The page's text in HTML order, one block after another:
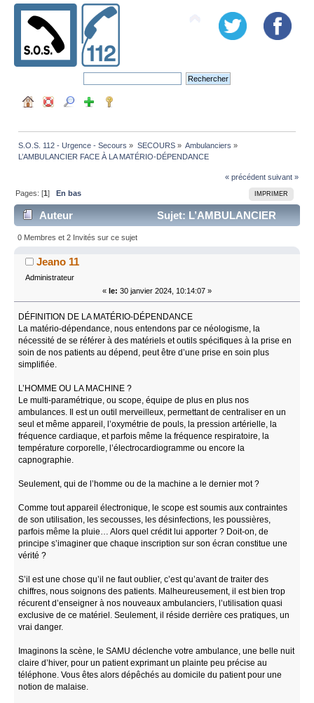
S.O.S. 112 - Urgence - Secours » SECOURS» Ambulanciers »
L’AMBULANCIER FACE À LA MATÉRIO-DÉPENDANCE
« précédent suivant »
IMPRIMER
Pages: [1]En bas
Auteur
Sujet: L’AMBULANCIER
FACE À LA MATÉRIO-DÉPENDANCE (Lu 68528 fois)
0 Membres et 2 Invités sur ce sujet
Jeano 11
Administrateur
« le: 30 janvier 2024, 10:14:07 »
DÉFINITION DE LA MATÉRIO-DÉPENDANCE
La matério-dépendance, nous entendons par ce néologisme, la
nécessité de se référer à des matériels et outils spécifiques à la prise en
soin de nos patients au dépend, peut être d’une prise en soin plus
simplifiée.
L’HOMME OU LA MACHINE ?
Le multi-paramétrique, ou scope, équipe de plus en plus nos
ambulances. Il est un outil merveilleux, permettant de centraliser en un
seul et même appareil, l’oxymétrie de pouls, la pression artérielle, la
fréquence cardiaque, et parfois même la fréquence respiratoire, la
température corporelle, l’électrocardiogramme ou encore la
capnographie.
Seulement, qui de l’homme ou de la machine a le dernier mot ?
Comme tout appareil électronique, le scope est soumis aux contraintes
de son utilisation, les secousses, les désinfections, les poussières,
parfois même la pluie… Alors quel crédit lui apporter ? Doit-on, de
principe s’imaginer que chaque inscription sur son écran constitue une
vérité ?
S’il est une chose qu’il ne faut oublier, c’est qu’avant de traiter des
chiffres, nous soignons des patients. Malheureusement, il est bien trop
récurent d’enseigner à nos nouveaux ambulanciers, l’utilisation quasi
exclusive de ce matériel. Seulement, il réside derrière ces pratiques, un
vrai danger.
Imaginons la scène, le SAMU déclenche votre ambulance, une belle nuit
claire d’hiver, pour un patient exprimant un plainte peu précise au
téléphone. Vous êtes alors dépêchés au domicile du patient pour une
notion de malaise.